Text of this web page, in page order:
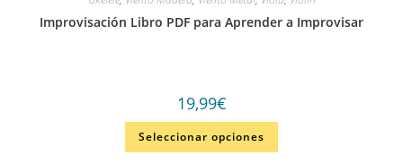
Improvisación Libro PDF para Aprender a Improvisar
19,99€
Seleccionar opciones